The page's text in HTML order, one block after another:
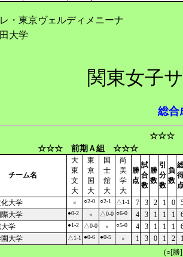
・東京ヴェルディメニーナ
大学
関東女子
総合
☆☆☆
☆☆☆ 前期Ａ組 ☆☆☆
チーム名
大
東
文
大
東
京
国
大
国
士
舘
大
尚
美
学
大
勝
点
試
合
数
勝
数
引
分
数
負
数
大学 × ○2-0 ○2-1 △1-1 7 3 2 1 0
大学 ●0-2 × △0-0 ○6-0 4 3 1 1 1
大学 ●1-2 △0-0 × ○5-0 4 3 1 1 1
大学 △1-1 ●0-6 ●0-5 × 1 3 0 1 2
(○[勝